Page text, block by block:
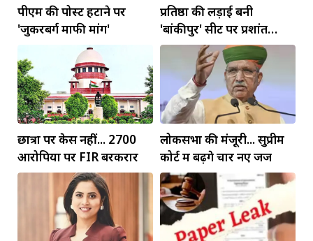
पीएम की पोस्ट हटाने पर
'जुकरबर्ग माफी मांगें'
प्रतिष्ठा की लड़ाई बनी
'बांकीपुर' सीट पर प्रशांत
किशोर की जीत
छात्रों पर केस नहीं... 2700
आरोपियों पर FIR बरकरार
लोकसभा की मंजूरी... सुप्रीम
कोर्ट में बढ़ेंगे चार नए जज